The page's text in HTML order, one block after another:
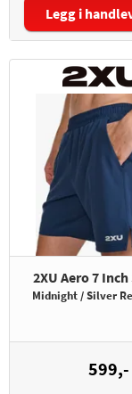
Størrelse:
Legg i
2XU Aero 7
Midnight / Silver
599,-